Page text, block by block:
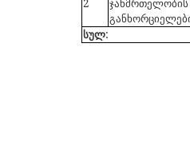
სულ: